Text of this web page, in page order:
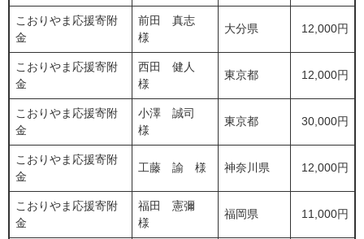
こおりやま応援寄附
金
前田 真志
様
大分県 12,000円
こおりやま応援寄附
金
西田 健人
様
東京都 12,000円
こおりやま応援寄附
金
小澤 誠司
様
東京都 30,000円
こおりやま応援寄附
金
工藤 諭 様 神奈川県 12,000円
こおりやま応援寄附
金
福田 憲彌
様
福岡県 11,000円